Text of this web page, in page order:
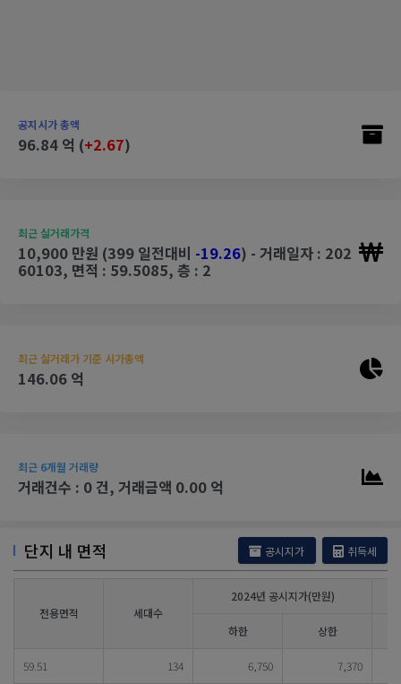
공지시가 총액
96.84 억 (+2.67)
최근 실거래가격
10,900 만원 (399 일전대비 -19.26) - 거래일자 : 202
60103, 면적 : 59.5085, 층 : 2
최근 실거래가 기준 시가총액
146.06 억
최근 6개월 거래량
거래건수 : 0 건, 거래금액 0.00 억
단지 내 면적 공시지가 취득세
전용면적 세대수
2024년 공시지가(만원)
하한 상한
59.51 134 6,750 7,370